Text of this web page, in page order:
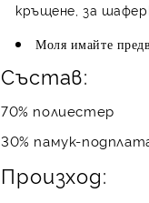
кръщене, за
Моля имайте
Състав:
70% полиестер
30% памук-
Произход: